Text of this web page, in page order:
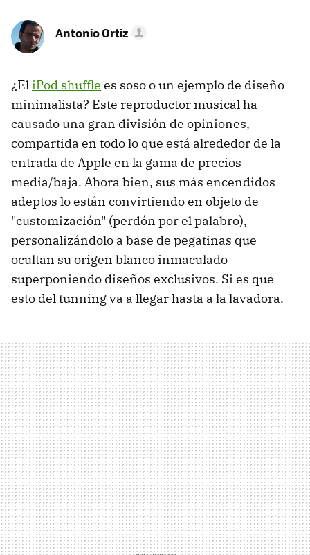
Antonio Ortiz
¿EliPod shuffle es soso o un ejemplo de diseño
minimalista? Este reproductor musical ha
causado una gran división de opiniones,
compartida en todo lo que está alrededor de la
entrada de Apple en la gama de precios
media/baja. Ahora bien, sus más encendidos
adeptos lo están convirtiendo en objeto de
"customización" (perdón por el palabro),
personalizándolo a base de pegatinas que
ocultan su origen blanco inmaculado
superponiendo diseños exclusivos. Si es que
esto del tunning va a llegar hasta a la lavadora.